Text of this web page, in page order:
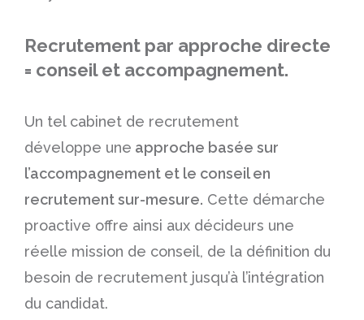
Recrutement par approche directe
= conseil et accompagnement.
Un tel cabinet de recrutement
développe une approche basée sur
l’accompagnement et le conseil en
recrutement sur-mesure. Cette démarche
proactive offre ainsi aux décideurs une
réelle mission de conseil, de la définition du
besoin de recrutement jusqu’à l’intégration
du candidat.